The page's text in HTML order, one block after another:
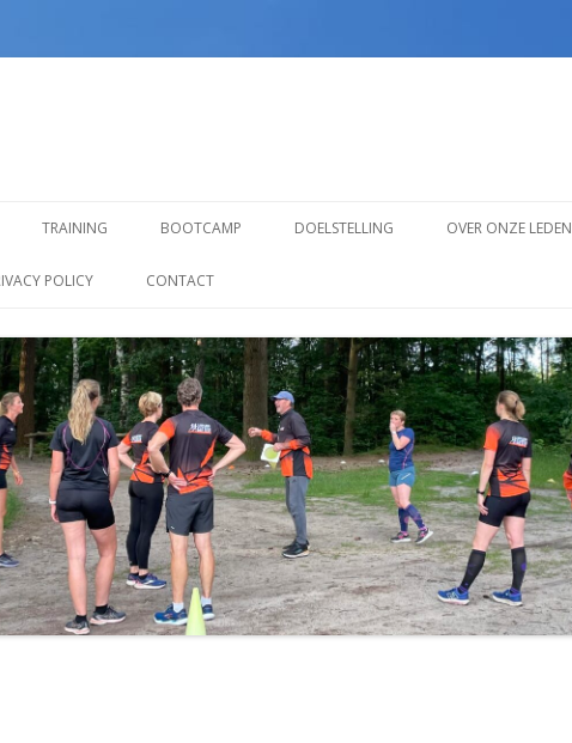
naar
TRAINING
TRAINING VOOR BEGINNERS
BOOTCAMP DOELSTELLING OVER ONZE LEDEN
POLICY CONTACT